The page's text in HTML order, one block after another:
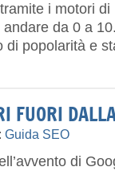
i motori
andare da 0 a
di popolarità e
FUORI
Guida SEO
di